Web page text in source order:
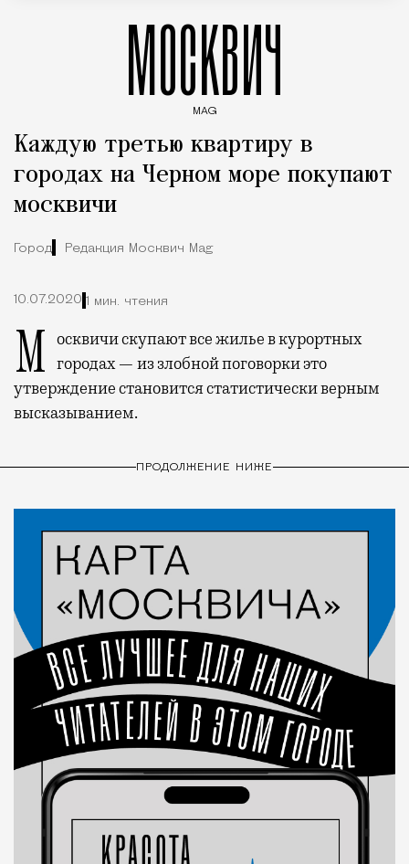
МОСКВИЧ
MAG
Каждую третью квартиру в
городах на Черном море покупают
москвичи
Город Редакция Москвич Mag
10.07.2020 1 мин. чтения
Москвичи скупают все жилье в курортных городах — из злобной поговорки это
утверждение становится статистически верным
высказыванием.
ПРОДОЛЖЕНИЕ НИЖЕ